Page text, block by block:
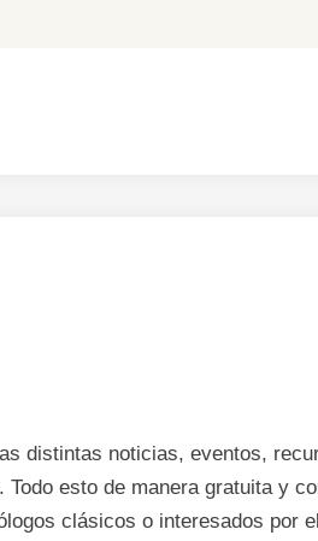
distintas noticias, eventos,
esto de manera gratuita y
clásicos o interesados por